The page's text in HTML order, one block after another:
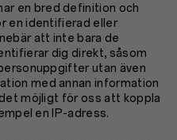
en bred definition och
en identifierad eller
att inte bara de
dig direkt, såsom
utan även
med annan information
möjligt för oss att koppla
en IP-adress.